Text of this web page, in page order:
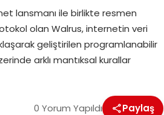
lansmanı ile birlikte resmen
olan Walrus, internetin veri
geliştirilen programlanabilir
arklı mantıksal kurallar
0 Yorum Yapıldı Paylaş